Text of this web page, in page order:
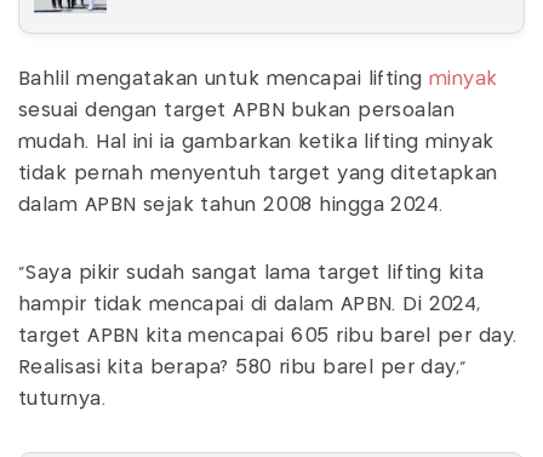
Bahlil mengatakan untuk mencapai liftingminyak
sesuai dengan target APBN bukan persoalan
mudah. Hal ini ia gambarkan ketika lifting minyak
tidak pernah menyentuh target yang ditetapkan
dalam APBN sejak tahun 2008 hingga 2024.
"Saya pikir sudah sangat lama target lifting kita
hampir tidak mencapai di dalam APBN. Di 2024,
target APBN kita mencapai 605 ribu barel per day.
Realisasi kita berapa? 580 ribu barel per day,"
tuturnya.